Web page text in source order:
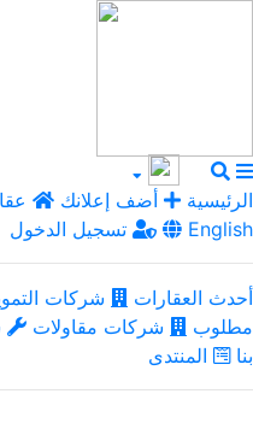
الرئيسية أضف إعلانك
تسجيل الدخول
English
أحدث العقارات شركات
مطلوب
شركات مقاولات
بنا
المنتدى